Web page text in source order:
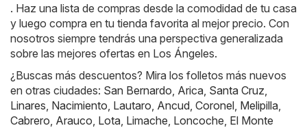
. Haz una lista de compras desde la comodidad de tu casa
y luego compra en tu tienda favorita al mejor precio. Con
nosotros siempre tendrás una perspectiva generalizada
sobre las mejores ofertas en Los Ángeles.
¿Buscas más descuentos? Mira los folletos más nuevos
en otras ciudades: San Bernardo Arica Santa Cruz
Linares Nacimiento Lautaro Ancud Coronel Melipilla
Cabrero Arauco Lota Limache Loncoche El Monte